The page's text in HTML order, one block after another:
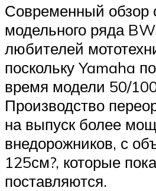
Современный обзор
модельного ряда
любителей
поскольку Yamaha
время модели 50/
Производство
на выпуск более
внедорожников, с
125см?, которые
поставляются.